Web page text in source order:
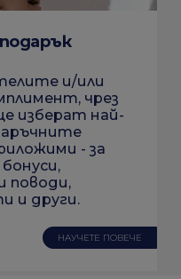
и/или
чрез
изберат най-
- за
поводи,
и други.
НАУЧЕТЕ ПОВЕЧЕ